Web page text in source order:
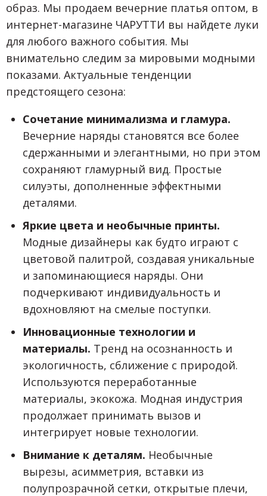
образ. Мы продаем вечерние платья оптом, в
интернет-магазине ЧАРУТТИ вы найдете луки
для любого важного события. Мы
внимательно следим за мировыми модными
показами. Актуальные тенденции
предстоящего сезона:
Сочетание минимализма и гламура.
Вечерние наряды становятся все более
сдержанными и элегантными, но при этом
сохраняют гламурный вид. Простые
силуэты, дополненные эффектными
деталями.
Яркие цвета и необычные принты.
Модные дизайнеры как будто играют с
цветовой палитрой, создавая уникальные
и запоминающиеся наряды. Они
подчеркивают индивидуальность и
вдохновляют на смелые поступки.
Инновационные технологии и
материалы. Тренд на осознанность и
экологичность, сближение с природой.
Используются переработанные
материалы, экокожа. Модная индустрия
продолжает принимать вызов и
интегрирует новые технологии.
Внимание к деталям. Необычные
вырезы, асимметрия, вставки из
полупрозрачной сетки, открытые плечи,